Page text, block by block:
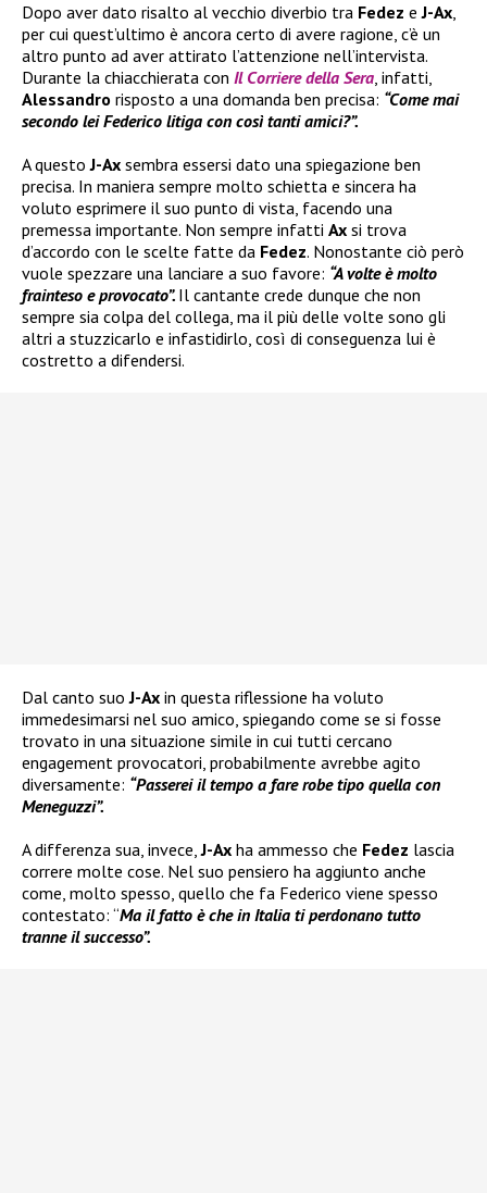
Dopo aver dato risalto al vecchio diverbio tra Fedez eJ-Ax,
per cui quest’ultimo è ancora certo di avere ragione, c’è un
altro punto ad aver attirato l’attenzione nell’intervista.
Durante la chiacchierata con Il Corriere della Sera, infatti,
Alessandro risposto a una domanda ben precisa: “Come mai
secondo lei Federico litiga con così tanti amici?”.
A questoJ-Ax sembra essersi dato una spiegazione ben
precisa. In maniera sempre molto schietta e sincera ha
voluto esprimere il suo punto di vista, facendo una
premessa importante. Non sempre infatti Ax si trova
d’accordo con le scelte fatte da Fedez. Nonostante ciò però
vuole spezzare una lanciare a suo favore: “A volte è molto
frainteso e provocato”. Il cantante crede dunque che non
sempre sia colpa del collega, ma il più delle volte sono gli
altri a stuzzicarlo e infastidirlo, così di conseguenza lui è
costretto a difendersi.
Dal canto suoJ-Ax in questa riflessione ha voluto
immedesimarsi nel suo amico, spiegando come se si fosse
trovato in una situazione simile in cui tutti cercano
engagement provocatori, probabilmente avrebbe agito
diversamente: “Passerei il tempo a fare robe tipo quella con
Meneguzzi”.
A differenza sua, invece,J-Ax ha ammesso che Fedez lascia
correre molte cose. Nel suo pensiero ha aggiunto anche
come, molto spesso, quello che fa Federico viene spesso
contestato: “Ma il fatto è che in Italia ti perdonano tutto
tranne il successo”.